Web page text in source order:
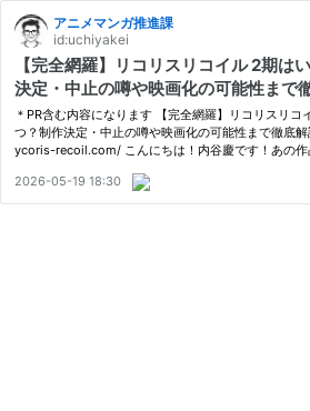
アニメマンガ推進課
id:uchiyakei
【完全網羅】リコリスリコイル 2期は
決定・中止の噂や映画化の可能性まで
＊PR含む内容になります 【完全網羅】リコリスリコ
つ？制作決定・中止の噂や映画化の可能性まで徹底
ycoris-recoil.com/ こんにちは！内谷慶です！あの作
コイル、2期はまだ？」 1期を観終わってから、何度
2026-05-19 18:30